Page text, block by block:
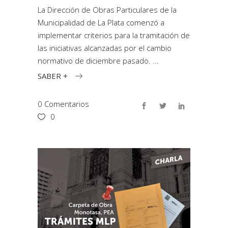
La Dirección de Obras Particulares de la
Municipalidad de La Plata comenzó a
implementar criterios para la tramitación de
las iniciativas alcanzadas por el cambio
normativo de diciembre pasado.
SABER +
0 Comentarios
0